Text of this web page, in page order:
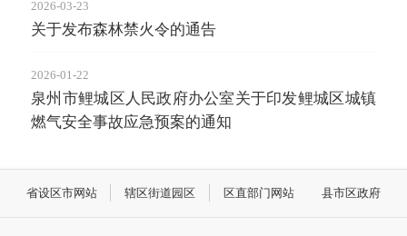
2026-03-23
关于发布森林禁火令的通告
2026-01-22
泉州市鲤城区人民政府办公室关于印发鲤城区城镇
燃气安全事故应急预案的通知
省设区市网站 辖区街道园区 区直部门网站 县市区政府